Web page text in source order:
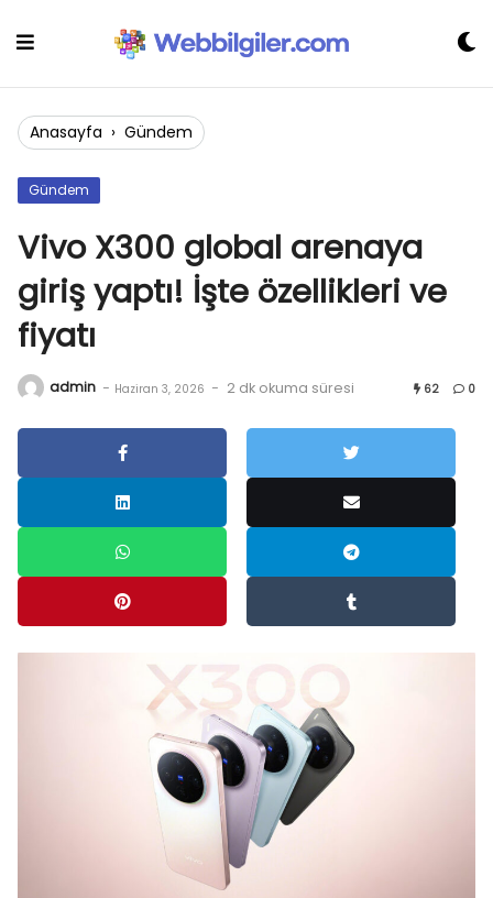
Anasayfa › Gündem
Gündem
Vivo X300 global arenaya
giriş yaptı! İşte özellikleri ve
fiyatı
admin - Haziran 3, 2026 - 2 dk okuma süresi 62 0